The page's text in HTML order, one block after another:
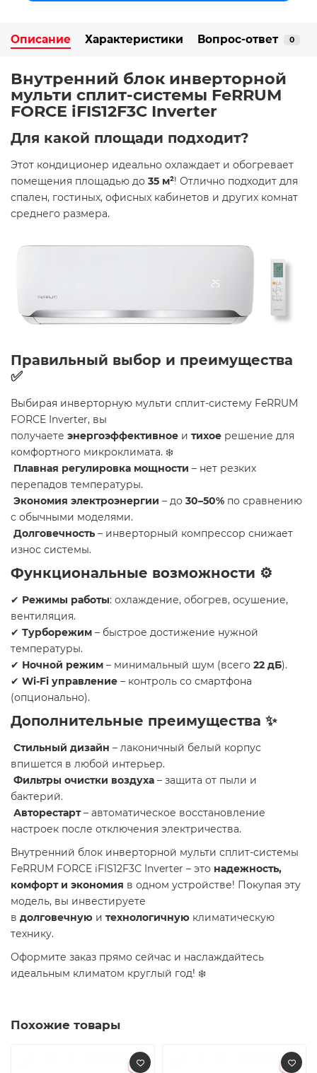
Описание Характеристики Вопрос-ответ 0
Внутренний блок инверторной
мульти сплит-системы FeRRUM
FORCE iFIS12F3С Inverter
Для какой площади подходит?
Этот кондиционер идеально охлаждает и обогревает
помещения площадью до 35 м²! Отлично подходит для
спален, гостиных, офисных кабинетов и других комнат
среднего размера.
Правильный выбор и преимущества
✅
Выбирая инверторную мульти сплит-систему FeRRUM
FORCE Inverter, вы
получаете энергоэффективное и тихое решение для
комфортного микроклимата. ❄️
Плавная регулировка мощности – нет резких
перепадов температуры.
Экономия электроэнергии – до 30–50% по сравнению
с обычными моделями.
Долговечность – инверторный компрессор снижает
износ системы.
Функциональные возможности ⚙️
✔ Режимы работы: охлаждение, обогрев, осушение,
вентиляция.
✔ Турборежим – быстрое достижение нужной
температуры.
✔ Ночной режим – минимальный шум (всего 22 дБ).
✔ Wi-Fi управление – контроль со смартфона
(опционально).
Дополнительные преимущества ✨
Стильный дизайн – лаконичный белый корпус
впишется в любой интерьер.
Фильтры очистки воздуха – защита от пыли и
бактерий.
Авторестарт– автоматическое восстановление
настроек после отключения электричества.
Внутренний блок инверторной мульти сплит-системы
FeRRUM FORCE iFIS12F3С Inverter – это надежность,
комфорт и экономия в одном устройстве! Покупая эту
модель, вы инвестируете
в долговечную и технологичную климатическую
технику.
Оформите заказ прямо сейчас и наслаждайтесь
идеальным климатом круглый год! ️❄️
Похожие товары